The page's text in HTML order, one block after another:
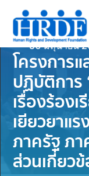
30 มิถุนายน
โครงการ
ปฏิบัติการ
เรื่องร้อง
เยียวยาแ
ภาครัฐ ภา
ส่วนเกี่ยว